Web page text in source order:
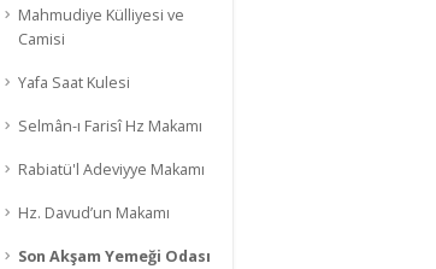
Mahmudiye Külliyesi ve
Camisi
Yafa Saat Kulesi
Selmân-ı Farisî Hz Makamı
Rabiatü'l Adeviyye Makamı
Hz. Davud’un Makamı
Son Akşam Yemeği Odası